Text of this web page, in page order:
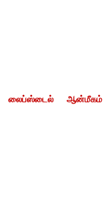
லைப்ஸ்டைல் ஆன்மீகம்